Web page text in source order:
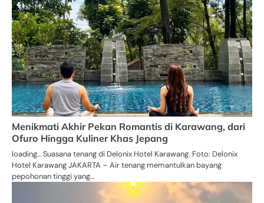
Menikmati Akhir Pekan Romantis di Karawang, dari
Ofuro Hingga Kuliner Khas Jepang
loading… Suasana tenang di Delonix Hotel Karawang. Foto: Delonix
Hotel Karawang JAKARTA – Air tenang memantulkan bayang
pepohonan tinggi yang…